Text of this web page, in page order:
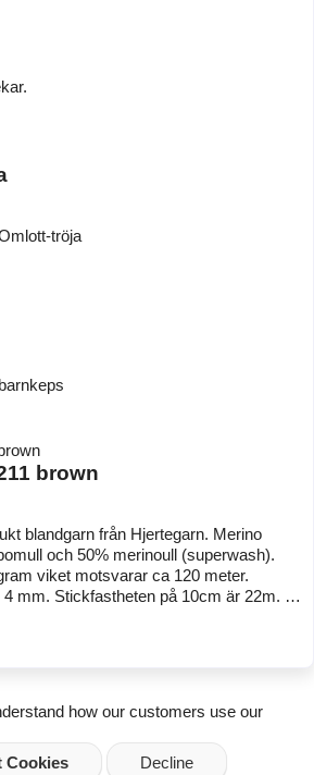
tröja
brown
blandgarn från Hjertegarn. Merino
och 50% merinoull (superwash).
viket motsvarar ca 120 meter.
mm. Stickfastheten på 10cm är 22m. …
how our customers use our
Cookies
Decline